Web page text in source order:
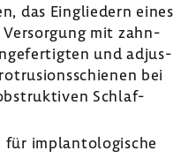
das Einglie­dern eines
mit zahn­
und adjus­
bei
Schlaf­
für implan­to­lo­gi­sche